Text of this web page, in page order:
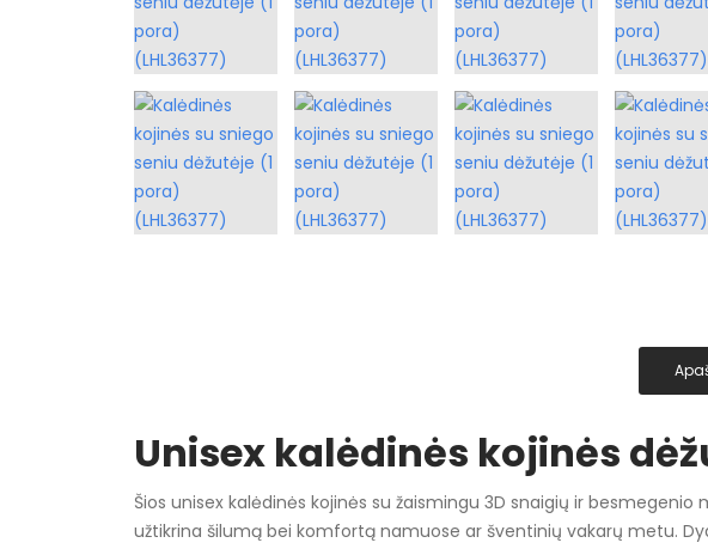
Unisex kalėdinės kojinės
Šios unisex kalėdinės kojinės su žaismingu 3D snaigių ir
užtikrina šilumą bei komfortą namuose ar šventinių vakarų metu.